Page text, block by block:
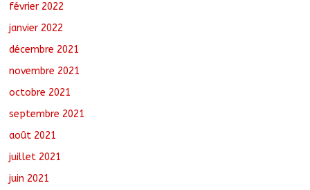
février 2022
janvier 2022
décembre 2021
novembre 2021
octobre 2021
septembre 2021
août 2021
juillet 2021
juin 2021